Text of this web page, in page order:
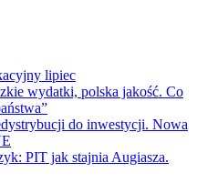
lipiec
wydatki, polska jakość. Co
do inwestycji. Nowa
PIT jak stajnia Augiasza.